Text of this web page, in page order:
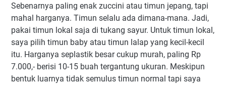
Sebenarnya paling enak zuccini atau timun jepang, tapi
mahal harganya. Timun selalu ada dimana-mana. Jadi,
pakai timun lokal saja di tukang sayur. Untuk timun lokal,
saya pilih timun baby atau timun lalap yang kecil-kecil
itu. Harganya seplastik besar cukup murah, paling Rp
7.000,- berisi 10-15 buah tergantung ukuran. Meskipun
bentuk luarnya tidak semulus timun normal tapi saya